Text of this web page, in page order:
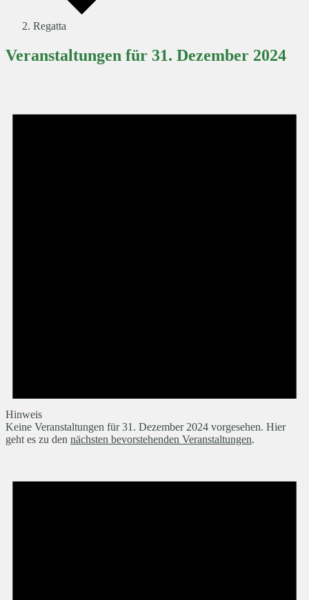
Regatta
Veranstaltungen für 31. Dezember 2024
Hinweis
Keine Veranstaltungen für 31. Dezember 2024 vorgesehen. Hier
geht es zu den nächsten bevorstehenden Veranstaltungen.